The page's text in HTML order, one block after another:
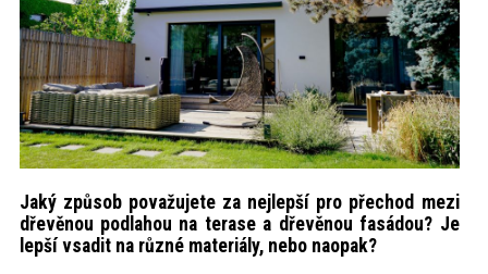
Jaký způsob považujete za nejlepší pro přechod mezi
dřevěnou podlahou na terase a dřevěnou fasádou? Je
lepší vsadit na různé materiály, nebo naopak?